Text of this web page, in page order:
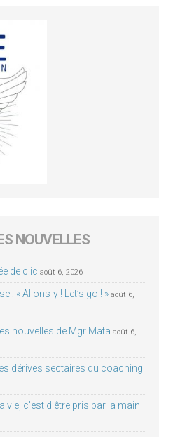
NOUVELLES
de clic août 6, 2026
: « Allons-y ! Let’s go ! » août 6,
nouvelles de Mgr Mata août 6,
dérives sectaires du coaching
vie, c’est d’être pris par la main